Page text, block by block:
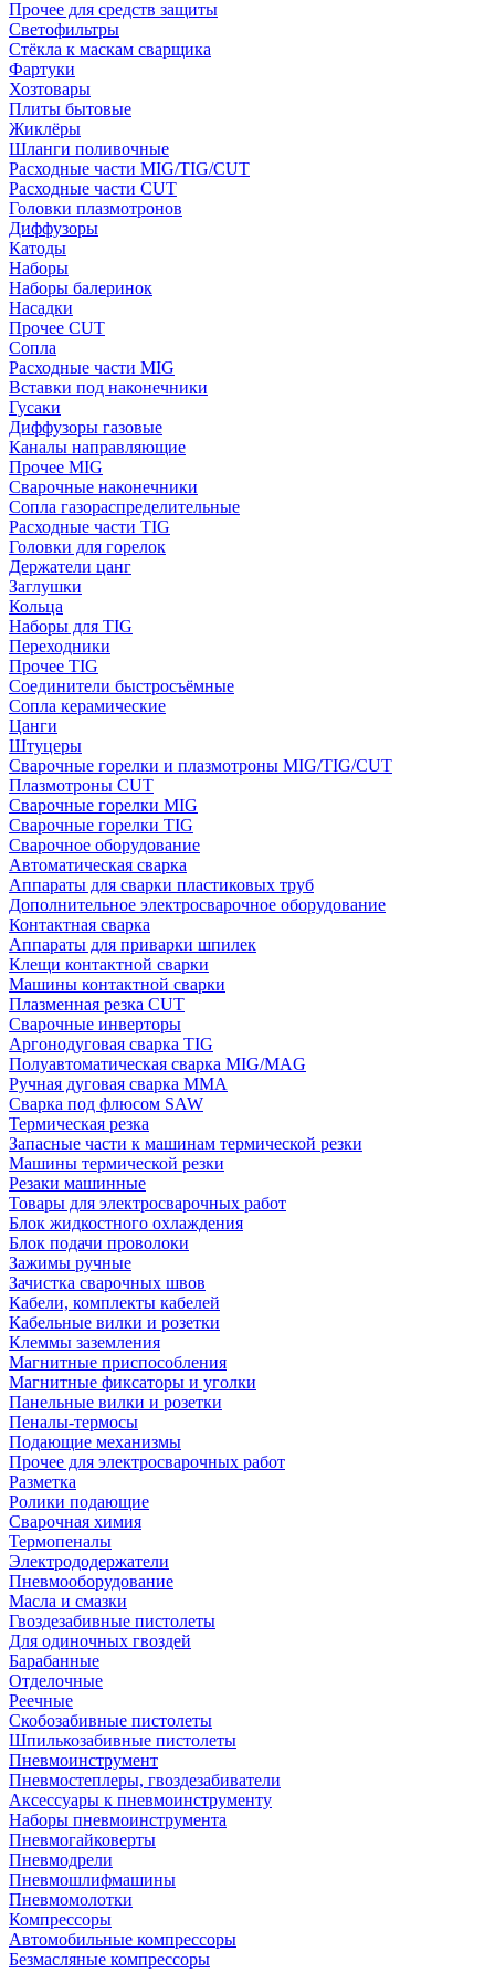
Прочее для средств защиты
Светофильтры
Стёкла к маскам сварщика
Фартуки
Хозтовары
Плиты бытовые
Жиклёры
Шланги поливочные
Расходные части MIG/TIG/CUT
Расходные части CUT
Головки плазмотронов
Диффузоры
Катоды
Наборы
Наборы балеринок
Насадки
Прочее CUT
Сопла
Расходные части MIG
Вставки под наконечники
Гусаки
Диффузоры газовые
Каналы направляющие
Прочее MIG
Сварочные наконечники
Сопла газораспределительные
Расходные части TIG
Головки для горелок
Держатели цанг
Заглушки
Кольца
Наборы для TIG
Переходники
Прочее TIG
Соединители быстросъёмные
Сопла керамические
Цанги
Штуцеры
Сварочные горелки и плазмотроны MIG/TIG/CUT
Плазмотроны CUT
Сварочные горелки MIG
Сварочные горелки TIG
Сварочное оборудование
Автоматическая сварка
Аппараты для сварки пластиковых труб
Дополнительное электросварочное оборудование
Контактная сварка
Аппараты для приварки шпилек
Клещи контактной сварки
Машины контактной сварки
Плазменная резка CUT
Сварочные инверторы
Аргонодуговая сварка TIG
Полуавтоматическая сварка MIG/MAG
Ручная дуговая сварка MMA
Сварка под флюсом SAW
Термическая резка
Запасные части к машинам термической резки
Машины термической резки
Резаки машинные
Товары для электросварочных работ
Блок жидкостного охлаждения
Блок подачи проволоки
Зажимы ручные
Зачистка сварочных швов
Кабели, комплекты кабелей
Кабельные вилки и розетки
Клеммы заземления
Магнитные приспособления
Магнитные фиксаторы и уголки
Панельные вилки и розетки
Пеналы-термосы
Подающие механизмы
Прочее для электросварочных работ
Разметка
Ролики подающие
Сварочная химия
Термопеналы
Электрододержатели
Пневмооборудование
Масла и смазки
Гвоздезабивные пистолеты
Для одиночных гвоздей
Барабанные
Отделочные
Реечные
Скобозабивные пистолеты
Шпилькозабивные пистолеты
Пневмоинструмент
Пневмостеплеры, гвоздезабиватели
Аксессуары к пневмоинструменту
Наборы пневмоинструмента
Пневмогайковерты
Пневмодрели
Пневмошлифмашины
Пневмомолотки
Компрессоры
Автомобильные компрессоры
Безмасляные компрессоры